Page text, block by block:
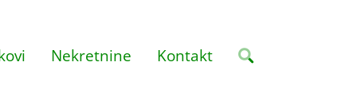
Nekretnine Kontakt